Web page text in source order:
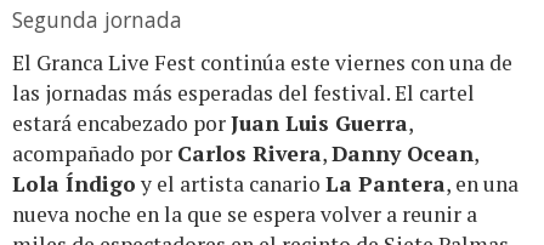
Segunda jornada
El Granca Live Fest continúa este viernes con una de
las jornadas más esperadas del festival. El cartel
estará encabezado porJuan Luis Guerra,
acompañado por Carlos Rivera,Danny Ocean,
Lola Índigo y el artista canario La Pantera, en una
nueva noche en la que se espera volver a reunir a